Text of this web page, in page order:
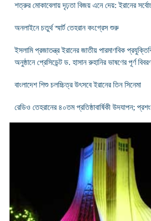
শত্রুর মোকাবেলায় দৃঢ়তা বিজয় এনে দেয়: ইরানের
অনলাইনে চতুর্থ স্মার্ট তেহরান কংগ্রেস শুরু
ইসলামি প্রজাতন্ত্র ইরানের জাতীয় পারমাণবিক
অনুষ্ঠানে প্রেসিডেন্ট ড. হাসান রুহানির ভাষণের পূর্ণ
বাংলাদেশ শিশু চলচ্চিত্র উৎসবে ইরানের তিন সিনেমা
রেডিও তেহরানের ৪০তম প্রতিষ্ঠাবার্ষিকী উদযাপন;